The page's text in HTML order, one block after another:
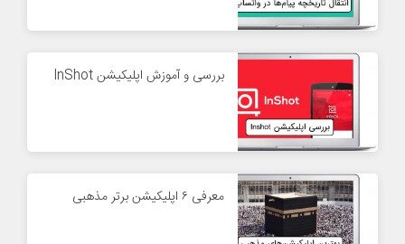
بررسی و آموزش اپلیکیشن InShot
معرفی ۶ اپلیکیشن برتر مذهبی